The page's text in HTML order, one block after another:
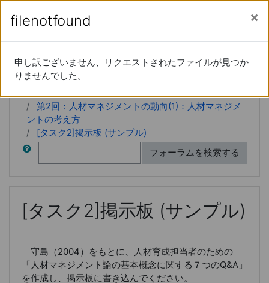
サイドパネル あなたは現在ゲストアクセスを利用して
経営学特論
第2回：人材マネジメントの動向(1)：人材マネジメ
ントの考え方
[タスク2]掲示板 (サンプル)
検索
フォーラムを検索する
[タスク2]掲示板 (サンプル)
守島（2004）をもとに、人材育成担当者のための
「人材マネジメント論の基本概念に関する７つのQ&A」
を作成し、掲示板に書き込んでください。
filenotfound
申し訳ございません、リクエストされたファイルが見つか
りませんでした。
filenotfound
申し訳ございません、リクエストされたファイルが見つか
りませんでした。